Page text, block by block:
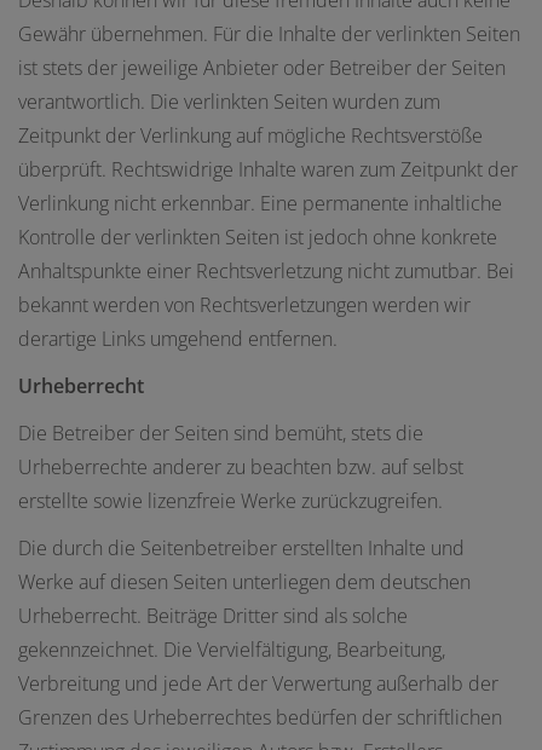
Gewähr übernehmen. Für die Inhalte der verlinkten Seiten
ist stets der jeweilige Anbieter oder Betreiber der Seiten
verantwortlich. Die verlinkten Seiten wurden zum
Zeitpunkt der Verlinkung auf mögliche Rechtsverstöße
überprüft. Rechtswidrige Inhalte waren zum Zeitpunkt der
Verlinkung nicht erkennbar. Eine permanente inhaltliche
Kontrolle der verlinkten Seiten ist jedoch ohne konkrete
Anhaltspunkte einer Rechtsverletzung nicht zumutbar. Bei
bekannt werden von Rechtsverletzungen werden wir
derartige Links umgehend entfernen.
Urheberrecht
Die Betreiber der Seiten sind bemüht, stets die
Urheberrechte anderer zu beachten bzw. auf selbst
erstellte sowie lizenzfreie Werke zurückzugreifen.
Die durch die Seitenbetreiber erstellten Inhalte und
Werke auf diesen Seiten unterliegen dem deutschen
Urheberrecht. Beiträge Dritter sind als solche
gekennzeichnet. Die Vervielfältigung, Bearbeitung,
Verbreitung und jede Art der Verwertung außerhalb der
Grenzen des Urheberrechtes bedürfen der schriftlichen